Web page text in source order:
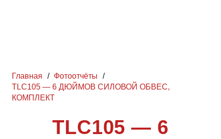
Главная / Фотоотчёты
/
TLC105 — 6 ДЮЙМОВ СИЛОВОЙ ОБВЕС,
КОМПЛЕКТ
TLC105 — 6